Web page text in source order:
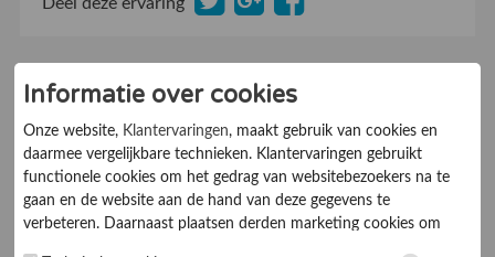
9.0
HW Brink
Beveelt dit bedrijf aan: Ja
De klant kent ons van: Uit de regio
Slot buitendeur wilde
Informatie over cookies
Onze website, Klantervaringen, maakt gebruik van cookies en
daarmee vergelijkbare technieken. Klantervaringen gebruikt
functionele cookies om het gedrag van websitebezoekers na te
gaan en de website aan de hand van deze gegevens te
verbeteren. Daarnaast plaatsen derden marketing cookies om